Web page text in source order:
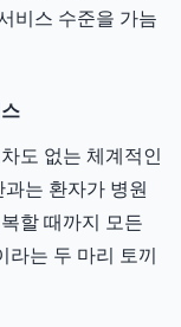
비스 수준을 가늠
도 없는 체계적인
는 환자가 병원
할 때까지 모든
라는 두 마리 토끼